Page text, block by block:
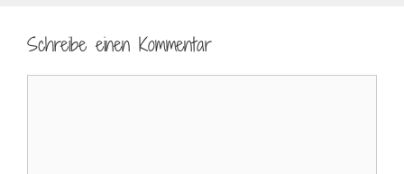
Schreibe einen Kommentar